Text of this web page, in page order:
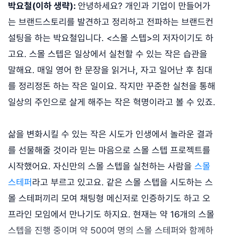
박요철(이하 생략): 안녕하세요? 개인과 기업이 만들어가
는 브랜드스토리를 발견하고 정리하고 전파하는 브랜드컨
설팅을 하는 박요철입니다. <스몰 스텝>의 저자이기도 하
고요. 스몰 스텝은 일상에서 실천할 수 있는 작은 습관을
말해요. 매일 영어 한 문장을 읽거나, 자고 일어난 후 침대
를 정리정돈 하는 작은 일이요. 작지만 꾸준한 실천을 통해
일상의 주인으로 살게 해주는 작은 혁명이라고 볼 수 있죠.
삶을 변화시킬 수 있는 작은 시도가 인생에서 놀라운 결과
를 선물해줄 것이라 믿는 마음으로 스몰 스텝 프로젝트를
시작했어요. 자신만의 스몰 스텝을 실천하는 사람을 스몰
스테퍼라고 부르고 있고요. 같은 스몰 스텝을 시도하는 스
몰 스테퍼끼리 모여 채팅형 메신저로 인증하기도 하고 오
프라인 모임에서 만나기도 하지요. 현재는 약 16개의 스몰
스텝을 진행 중이며 약 500여 명의 스몰 스테퍼와 함께하